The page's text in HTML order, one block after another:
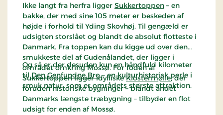
Ikke langt fra herfra ligger Sukkertoppen – en
bakke, der med sine 105 meter er beskeden af
højde i forhold til Yding Skovhøj. Til gengæld er
udsigten storslået og blandt de absolut flotteste i
Danmark. Fra toppen kan du kigge ud over den
smukkeste del af Gudenålandet, der ligger i
området omkring Mossø. For foden af
Sukkertoppen ligger idylliskeKlostermølle, der
foruden historiske bygninger – blandt andet
Danmarks længste træbygning – tilbyder en flot
udsigt for enden af Mossø.
Og så er der desuden kun en håndfuld kilometer
tilDen Genfundne Bro– en kulturhistorisk perle i
smuk natur, som er områdets største attraktion.